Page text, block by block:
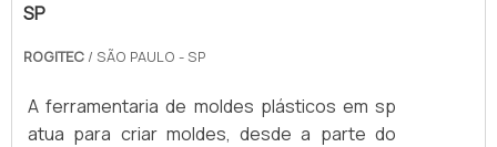
SP
ROGITEC / SÃO PAULO - SP
A ferramentaria de moldes plásticos em sp
atua para criar moldes, desde a parte do